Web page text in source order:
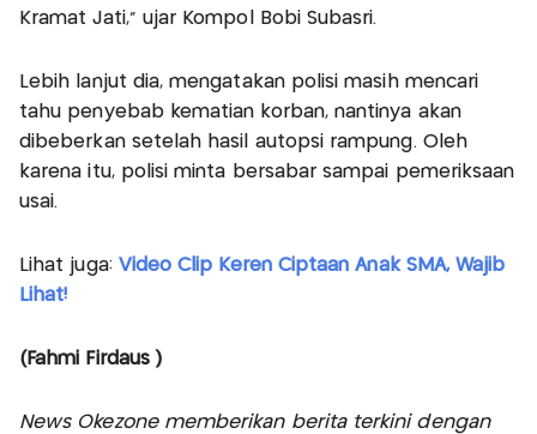
Kramat Jati,” ujar Kompol Bobi Subasri.
Lebih lanjut dia, mengatakan polisi masih mencari
tahu penyebab kematian korban, nantinya akan
dibeberkan setelah hasil autopsi rampung. Oleh
karena itu, polisi minta bersabar sampai pemeriksaan
usai.
Lihat juga: Video Clip Keren Ciptaan Anak SMA, Wajib
Lihat!
(Fahmi Firdaus )
News Okezone memberikan berita terkini dengan